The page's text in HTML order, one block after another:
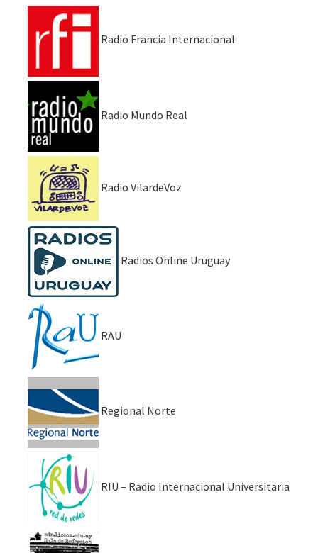
Radio Francia Internacional
Radio Mundo Real
Radio VilardeVoz
Radios Online Uruguay
RAU
Regional Norte
RIU – Radio Internacional Universitaria